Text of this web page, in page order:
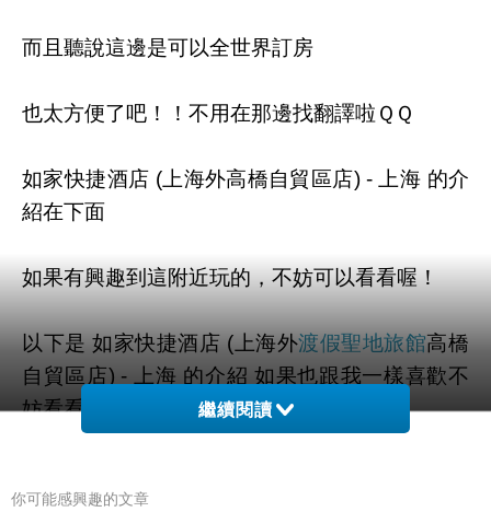
而且聽說這邊是可以全世界訂房
也太方便了吧！！不用在那邊找翻譯啦ＱＱ
如家快捷酒店 (上海外高橋自貿區店) - 上海 的介
紹在下面
如果有興趣到這附近玩的，不妨可以看看喔！
以下是 如家快捷酒店 (上海外渡假聖地旅館高橋
自貿區店) - 上海 的介紹 如果也跟我一樣喜歡不
妨看看喔!
費《迪士尼美語世界試用包》
繼續閱讀
你可能感興趣的文章